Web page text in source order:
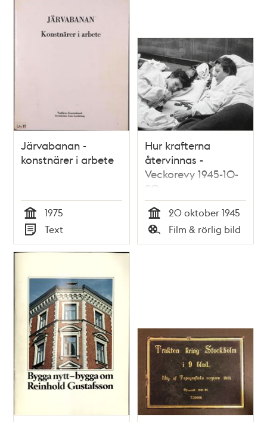
Järvabanan -
konstnärer i arbete
Tid
1975
Typ
Text
Hur krafterna
återvinnas -
Veckorevy 1945-10-
20
Tid
20 oktober 1945
Typ
Film & rörlig bild